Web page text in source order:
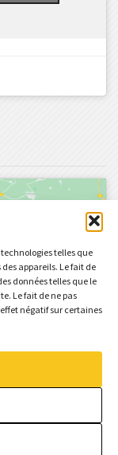
telles que
appareils. Le fait de
données telles que le
Le fait de ne pas
négatif sur certaines